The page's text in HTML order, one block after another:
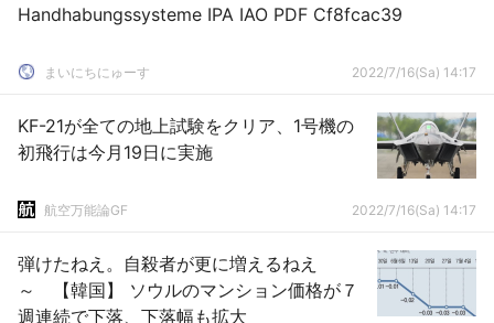
Handhabungssysteme IPA IAO PDF Cf8fcac39
まいにちにゅーす 2022/7/16(Sa) 14:17
KF-21が全ての地上試験をクリア、1号機の
初飛行は今月19日に実施
航空万能論GF 2022/7/16(Sa) 14:17
弾けたねえ。自殺者が更に増えるねえ
～ 【韓国】 ソウルのマンション価格が７
週連続で下落、下落幅も拡大